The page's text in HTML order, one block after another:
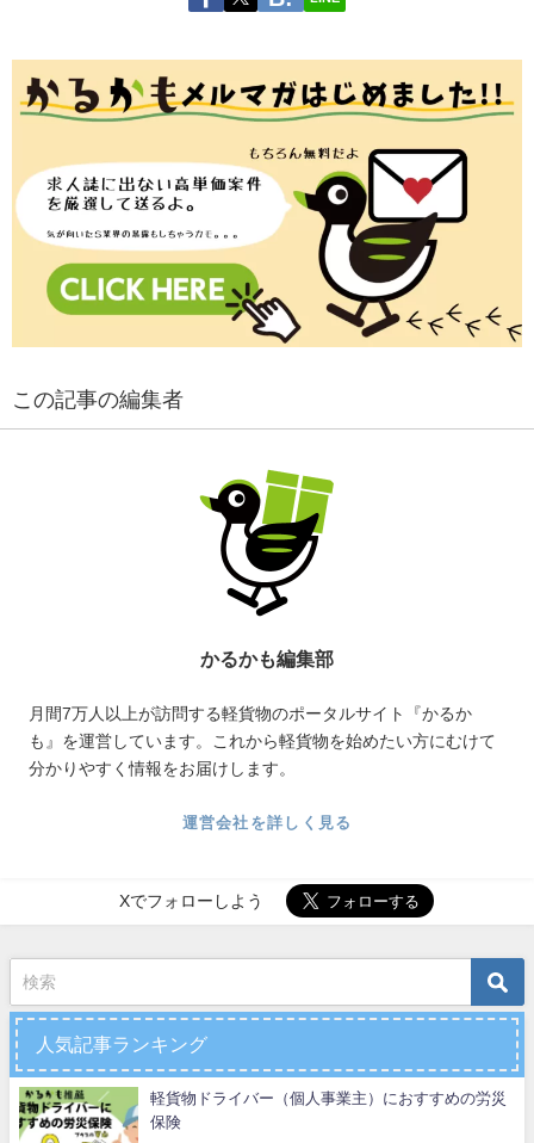
この記事の編集者
かるかも編集部
月間7万人以上が訪問する軽貨物のポータルサイト『かるか
も』を運営しています。これから軽貨物を始めたい方にむけて
分かりやすく情報をお届けします。
運営会社を詳しく見る
Xでフォローしよう
人気記事ランキング
軽貨物ドライバー（個人事業主）におすすめの労災
保険